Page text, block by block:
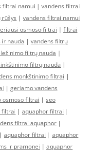
filtrai namui | vandens filtrai
| vandens filtrai namui
osmoso filtrai | filtrai
nauda | vandens filtrų
filtrų nauda |
filtrų nauda |
monkštinimo filtrai |
| geriamo vandens
osmoso filtrai | seo
filtrai | aquaphor filtrai |
filtrai aquaphor |
| aquaphor filtrai | aquaphor
ir pramonei | aquaphor